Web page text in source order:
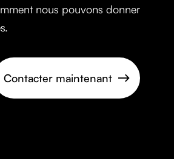
nous pouvons donner
Contacter maintenant 